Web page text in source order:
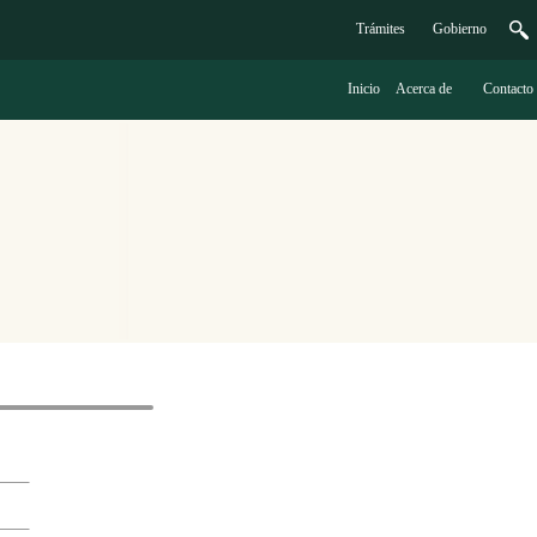
Trámites Gobierno
Inicio Acerca de Contacto